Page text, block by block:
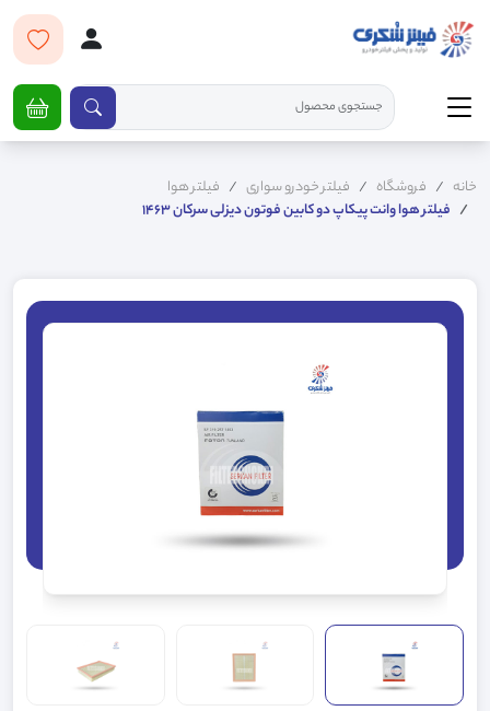
خانه فروشگاه فیلتر خودرو سواری
فیلتر هوا
فیلتر هوا وانت پیکاپ دو کابین فوتون دیزلی سرکان 1463